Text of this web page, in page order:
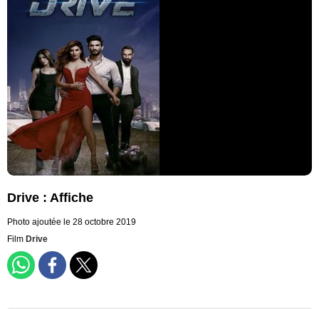
Drive : Affiche
Photo ajoutée le 28 octobre 2019
Film Drive